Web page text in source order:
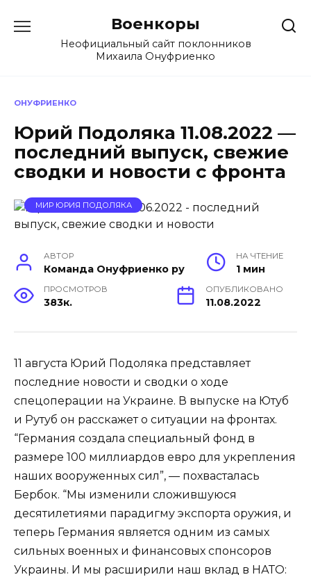
содержанию
Военкоры
Неофициальный сайт поклонников
Михаила Онуфриенко
ОНУФРИЕНКО
Юрий Подоляка 11.08.2022 —
последний выпуск, свежие
сводки и новости с фронта
МИР ЮРИЯ ПОДОЛЯКА
АВТОР
Команда Онуфриенко ру
НА ЧТЕНИЕ
1 мин
ПРОСМОТРОВ
383к.
ОПУБЛИКОВАНО
11.08.2022
11 августа Юрий Подоляка представляет
последние новости и сводки о ходе
спецоперации на Украине. В выпуске на Ютуб
и Рутуб он расскажет о ситуации на фронтах.
“Германия создала специальный фонд в
размере 100 миллиардов евро для укрепления
наших вооруженных сил”, — похвасталась
Бербок. “Мы изменили сложившуюся
десятилетиями парадигму экспорта оружия, и
теперь Германия является одним из самых
сильных военных и финансовых спонсоров
Украины. И мы расширили наш вклад в НАТО: